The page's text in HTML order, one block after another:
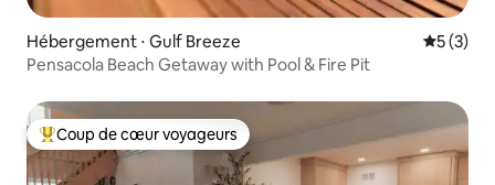
Hébergement ⋅ Gulf Breeze
5 (3)
Pensacola Beach Getaway with Pool & Fire Pit
Coups de cœur voyageurs les plus appréciés
Coup de cœur voyageurs